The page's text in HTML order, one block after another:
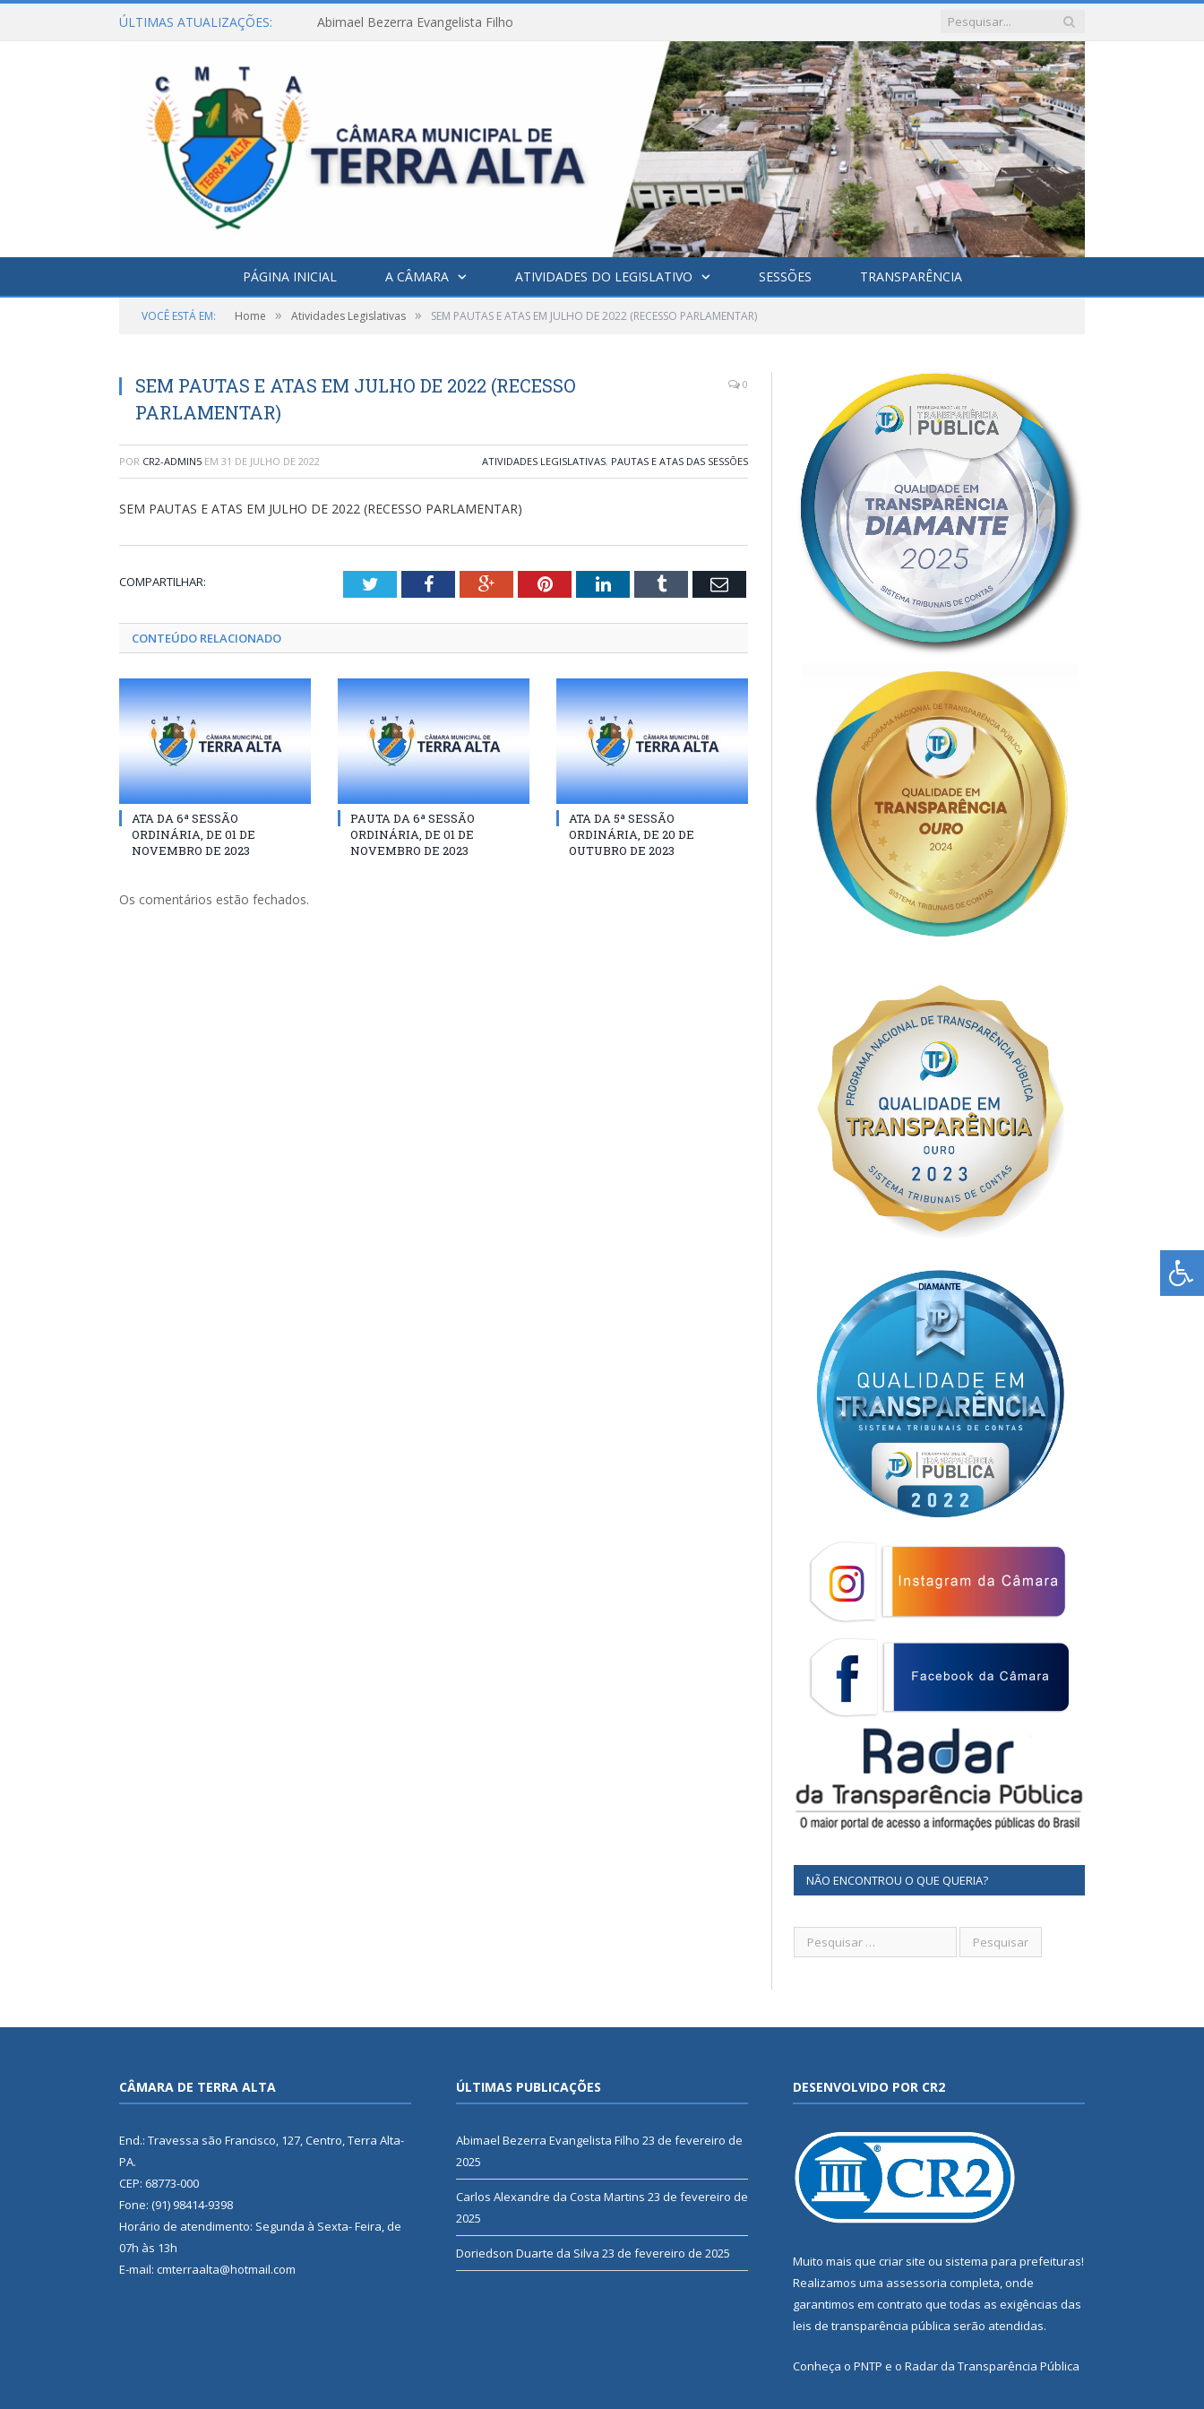
ÚLTIMAS ATUALIZAÇÕES: Abimael Bezerra Evangelista Filho
PÁGINA INICIAL A CÂMARA ATIVIDADES DO LEGISLATIVO SESSÕES TRANSPARÊNCIA
VOCÊ ESTÁ EM: Home » Atividades Legislativas » SEM PAUTAS E ATAS EM JULHO DE 2022 (RECESSO PARLAMENTAR)
SEM PAUTAS E ATAS EM JULHO DE 2022 (RECESSO
PARLAMENTAR)
0
POR CR2-ADMIN5 EM 31 DE JULHO DE 2022 ATIVIDADES LEGISLATIVAS, PAUTAS E ATAS DAS SESSÕES
SEM PAUTAS E ATAS EM JULHO DE 2022 (RECESSO PARLAMENTAR)
COMPARTILHAR: TwitterFacebookGoogle+PinterestLinkedInTumblr Email
CONTEÚDO RELACIONADO
ATA DA 6ª SESSÃO
ORDINÁRIA, DE 01 DE
NOVEMBRO DE 2023
PAUTA DA 6ª SESSÃO
ORDINÁRIA, DE 01 DE
NOVEMBRO DE 2023
ATA DA 5ª SESSÃO
ORDINÁRIA, DE 20 DE
OUTUBRO DE 2023
Os comentários estão fechados.
NÃO ENCONTROU O QUE QUERIA?
CÂMARA DE TERRA ALTA
End.: Travessa são Francisco, 127, Centro, Terra Alta-
PA.
CEP: 68773-000
Fone: (91) 98414-9398
Horário de atendimento: Segunda à Sexta- Feira, de
07h às 13h
E-mail: cmterraalta@hotmail.com
ÚLTIMAS PUBLICAÇÕES
Abimael Bezerra Evangelista Filho 23 de fevereiro de
2025
Carlos Alexandre da Costa Martins 23 de fevereiro de
2025
Doriedson Duarte da Silva 23 de fevereiro de 2025
DESENVOLVIDO POR CR2
Muito mais que criar site ou sistema para prefeituras!
Realizamos uma assessoria completa, onde
garantimos em contrato que todas as exigências das
leis de transparência pública serão atendidas.
Conheça o PNTP e o Radar da Transparência Pública